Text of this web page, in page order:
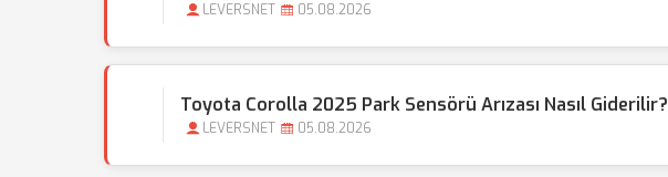
LEVERSNET 05.08.2026
Toyota Corolla 2025 Park Sensörü Arızası Nasıl Giderilir?
LEVERSNET 05.08.2026